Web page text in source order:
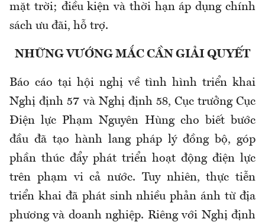
mặt trời; điều kiện và thời hạn áp dụng chính
sách ưu đãi, hỗ trợ.
NHỮNG VƯỚNG MẮC CẦN GIẢI QUYẾT
Báo cáo tại hội nghị về tình hình triển khai
Nghị định 57 và Nghị định 58, Cục trưởng Cục
Điện lực Phạm Nguyên Hùng cho biết bước
đầu đã tạo hành lang pháp lý đồng bộ, góp
phần thúc đẩy phát triển hoạt động điện lực
trên phạm vi cả nước. Tuy nhiên, thực tiễn
triển khai đã phát sinh nhiều phản ánh từ địa
phương và doanh nghiệp. Riêng với Nghị định